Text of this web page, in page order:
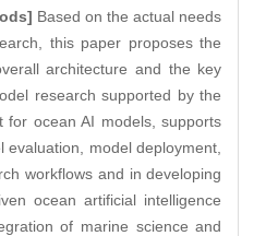
Based on the actual needs
this paper proposes the
architecture and the key
research supported by the
for ocean AI models, supports
model deployment,
workflows and in developing
ocean artificial intelligence
of marine science and